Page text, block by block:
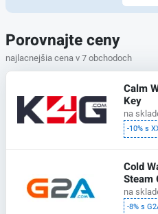
Porovnajte ceny
najlacnejšia cena v 7 obchodoch
Calm
Key
na
-10% s
Cold
Steam
na
-8% s